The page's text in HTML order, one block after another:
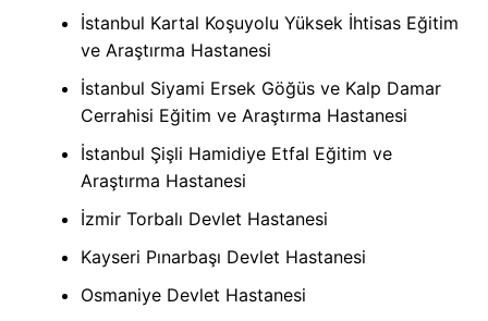
İstanbul Kartal Koşuyolu Yüksek İhtisas Eğitim
ve Araştırma Hastanesi
İstanbul Siyami Ersek Göğüs ve Kalp Damar
Cerrahisi Eğitim ve Araştırma Hastanesi
İstanbul Şişli Hamidiye Etfal Eğitim ve
Araştırma Hastanesi
İzmir Torbalı Devlet Hastanesi
Kayseri Pınarbaşı Devlet Hastanesi
Osmaniye Devlet Hastanesi